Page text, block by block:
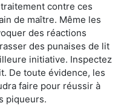
contre ces
de maître. Même les
des réactions
des punaises de lit
initiative. Inspectez
De toute évidence, les
faire pour réussir à
piqueurs.